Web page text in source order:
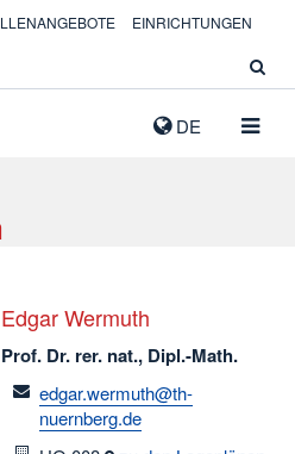
DE
EINRICHTUNGEN
Edgar Wermuth
Prof. Dr. rer. nat., Dipl.-Math.
email
edgar.wermuth@th-
nuernberg.de